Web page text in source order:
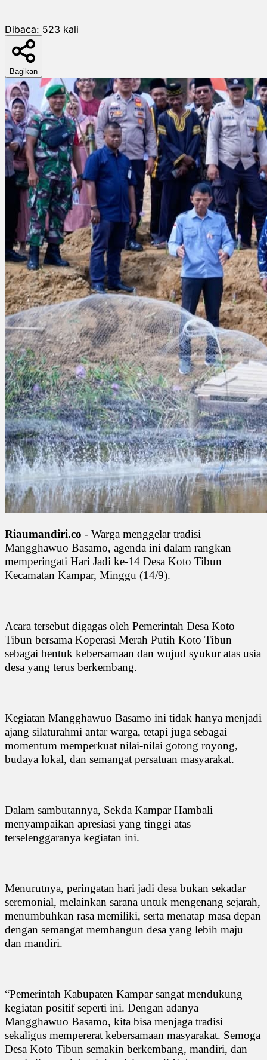
Dibaca: 523 kali
Bagikan
Riaumandiri.co - Warga menggelar tradisi
Mangghawuo Basamo, agenda ini dalam rangkan
memperingati Hari Jadi ke-14 Desa Koto Tibun
Kecamatan Kampar, Minggu (14/9).
Acara tersebut digagas oleh Pemerintah Desa Koto
Tibun bersama Koperasi Merah Putih Koto Tibun
sebagai bentuk kebersamaan dan wujud syukur atas usia
desa yang terus berkembang.
Kegiatan Mangghawuo Basamo ini tidak hanya menjadi
ajang silaturahmi antar warga, tetapi juga sebagai
momentum memperkuat nilai-nilai gotong royong,
budaya lokal, dan semangat persatuan masyarakat.
Dalam sambutannya, Sekda Kampar Hambali
menyampaikan apresiasi yang tinggi atas
terselenggaranya kegiatan ini.
Menurutnya, peringatan hari jadi desa bukan sekadar
seremonial, melainkan sarana untuk mengenang sejarah,
menumbuhkan rasa memiliki, serta menatap masa depan
dengan semangat membangun desa yang lebih maju
dan mandiri.
“Pemerintah Kabupaten Kampar sangat mendukung
kegiatan positif seperti ini. Dengan adanya
Mangghawuo Basamo, kita bisa menjaga tradisi
sekaligus mempererat kebersamaan masyarakat. Semoga
Desa Koto Tibun semakin berkembang, mandiri, dan